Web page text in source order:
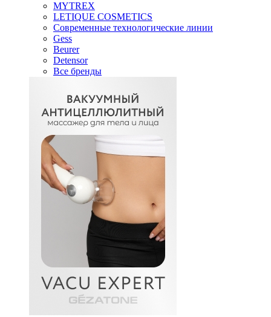
MYTREX
LETIQUE COSMETICS
Современные технологические линии
Gess
Beurer
Detensor
Все бренды